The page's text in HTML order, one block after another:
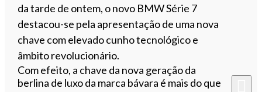
da tarde de ontem, o novo BMW Série 7
destacou-se pela apresentação de uma nova
chave com elevado cunho tecnológico e
âmbito revolucionário.
Com efeito, a chave da nova geração da
berlina de luxo da marca bávara é mais do que